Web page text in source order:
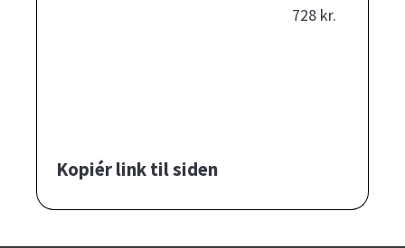
728 kr.
Kopiér link til siden